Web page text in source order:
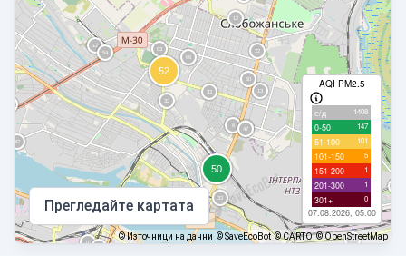
AQI PM2.5
с/д 1408
0-50 147
51-100 101
101-150 5
151-200 1
201-300 1
301+ 0
07.08.2026, 05:00
Прегледайте картата
©Източници на данни © SaveEcoBot © CARTO © OpenStreetMap